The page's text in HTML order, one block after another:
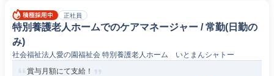
正社員
特別養護老人ホームでのケアマネージャー / 常勤(日勤の
み)
社会福祉法人愛の園福祉会 特別養護老人ホーム いとまんシャトー
賞与月額にて支給！